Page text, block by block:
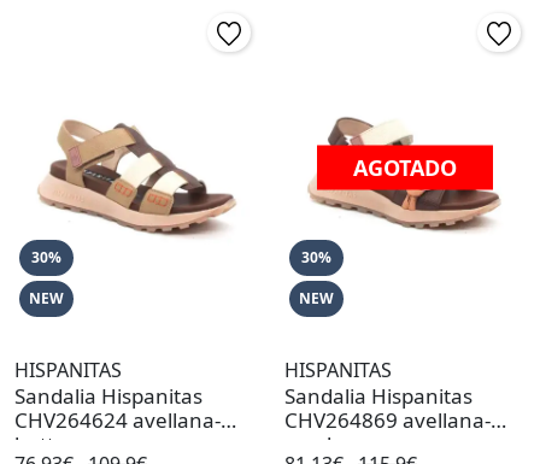
30%
NEW
HISPANITAS
Sandalia Hispanitas
CHV264624 avellana-
butter
30%
NEW
AGOTADO
HISPANITAS
Sandalia Hispanitas
CHV264869 avellana-
coral